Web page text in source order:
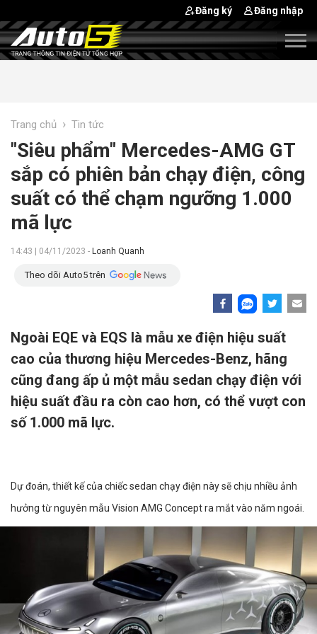
Đăng ký Đăng nhập
Trang chủ › Tin tức
"Siêu phẩm" Mercedes-AMG GT
sắp có phiên bản chạy điện, công
suất có thể chạm ngưỡng 1.000
mã lực
14:43 | 04/11/2023 - Loanh Quanh
Theo dõi Auto5 trên
Ngoài EQE và EQS là mẫu xe điện hiệu suất
cao của thương hiệu Mercedes-Benz, hãng
cũng đang ấp ủ một mẫu sedan chạy điện với
hiệu suất đầu ra còn cao hơn, có thể vượt con
số 1.000 mã lực.
Dự đoán, thiết kế của chiếc sedan chạy điện này sẽ chịu nhiều ảnh
hưởng từ nguyên mẫu Vision AMG Concept ra mắt vào năm ngoái.